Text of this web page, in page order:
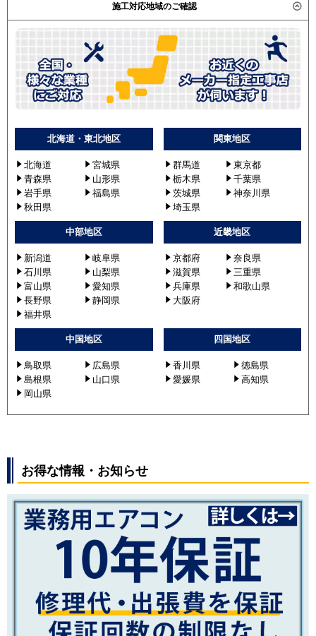
施工対応地域のご確認
北海道・東北地区
北海道
宮城県
青森県
山形県
岩手県
福島県
秋田県
関東地区
群馬道
東京都
栃木県
千葉県
茨城県
神奈川県
埼玉県
中部地区
新潟道
岐阜県
石川県
山梨県
富山県
愛知県
長野県
静岡県
福井県
近畿地区
京都府
奈良県
滋賀県
三重県
兵庫県
和歌山県
大阪府
中国地区
鳥取県
広島県
島根県
山口県
岡山県
四国地区
香川県
徳島県
愛媛県
高知県
お得な情報・お知らせ